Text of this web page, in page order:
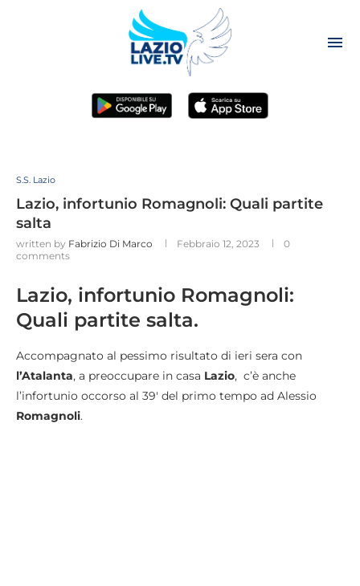
S.S. Lazio
Lazio, infortunio Romagnoli: Quali partite
salta
written by Fabrizio Di Marco Febbraio 12, 2023
0
comments
Lazio, infortunio Romagnoli:
Quali partite salta.
Accompagnato al pessimo risultato di ieri sera con
l’Atalanta, a preoccupare in casa Lazio, c’è anche
l’infortunio occorso al 39′ del primo tempo ad Alessio
Romagnoli.